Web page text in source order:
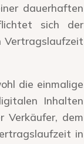
dauerhaften
sich der
Vertragslaufzeit
die einmalige
Inhalten
Verkäufer, dem
in